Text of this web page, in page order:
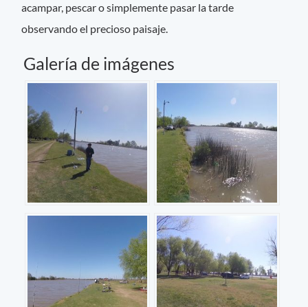
acampar, pescar o simplemente pasar la tarde
observando el precioso paisaje.
Galería de imágenes